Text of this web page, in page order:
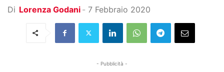
Di Lorenza Godani - 7 Febbraio 2020
- Pubblicità -